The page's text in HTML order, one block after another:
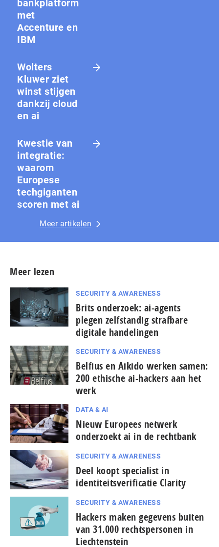
bankplatform
met
Accenture en
IBM
Wolters
Kluwer ziet
winst stijgen
dankzij cloud
en ai
Kwestie van
integratie:
waarom
Europese
techgiganten
scoren met ai
Meer artikelen
Meer lezen
SECURITY & AWARENESS
Brits onderzoek: ai-agents
plegen zelfstandig strafbare
digitale handelingen
SECURITY & AWARENESS
Belfius en Aikido werken samen:
200 ethische ai-hackers aan het
werk
DATA & AI
Nieuw Europees netwerk
onderzoekt ai in de rechtbank
SECURITY & AWARENESS
Deel koopt specialist in
identiteitsverificatie Clarity
SECURITY & AWARENESS
Hackers maken gegevens buiten
van 31.000 rechtspersonen in
Liechtenstein